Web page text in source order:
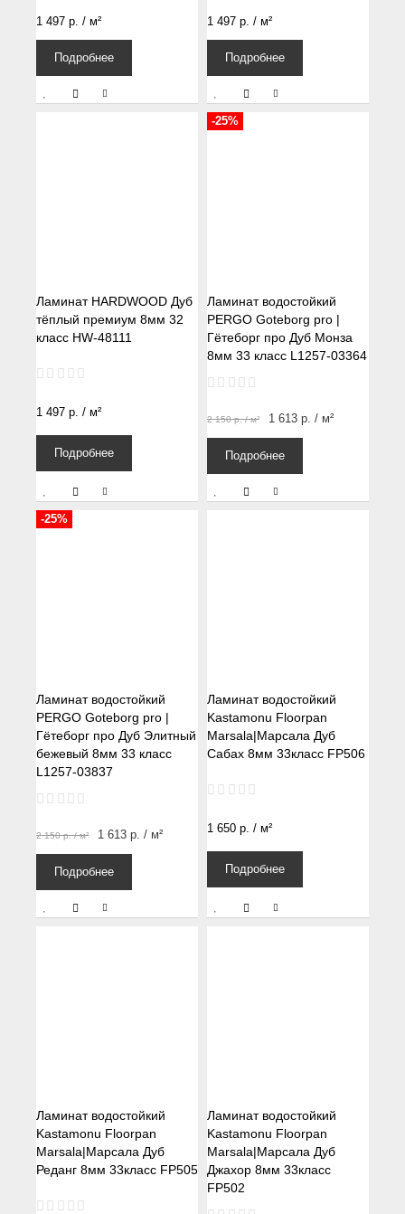
1 497 р. / м²
Подробнее
1 497 р. / м²
Подробнее
Ламинат HARDWOOD Дуб
тёплый премиум 8мм 32
класс HW-48111
1 497 р. / м²
Подробнее
Ламинат водостойкий
PERGO Goteborg pro |
Гётеборг про Дуб Монза
8мм 33 класс L1257-03364
2 150р./ м² 1 613 р. / м²
Подробнее
-25%
Ламинат водостойкий
PERGO Goteborg pro |
Гётеборг про Дуб Элитный
бежевый 8мм 33 класс
L1257-03837
2 150р./ м² 1 613 р. / м²
Подробнее
-25%
Ламинат водостойкий
Kastamonu Floorpan
Marsala|Марсала Дуб
Сабах 8мм 33класс FP506
1 650 р. / м²
Подробнее
Ламинат водостойкий
Kastamonu Floorpan
Marsala|Марсала Дуб
Реданг 8мм 33класс FP505
Ламинат водостойкий
Kastamonu Floorpan
Marsala|Марсала Дуб
Джахор 8мм 33класс
FP502